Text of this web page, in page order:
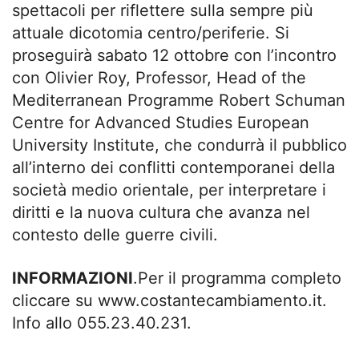
spettacoli per riflettere sulla sempre più
attuale dicotomia centro/periferie. Si
proseguirà sabato 12 ottobre con l’incontro
con Olivier Roy, Professor, Head of the
Mediterranean Programme Robert Schuman
Centre for Advanced Studies European
University Institute, che condurrà il pubblico
all’interno dei conflitti contemporanei della
società medio orientale, per interpretare i
diritti e la nuova cultura che avanza nel
contesto delle guerre civili.
INFORMAZIONI.Per il programma completo
cliccare su www.costantecambiamento.it.
Info allo 055.23.40.231.